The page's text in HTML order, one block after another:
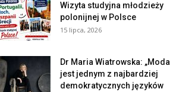
Wizyta studyjna młodzieży
polonijnej w Polsce
15 lipca, 2026
Dr Maria Wiatrowska: „Moda
jest jednym z najbardziej
demokratycznych języków